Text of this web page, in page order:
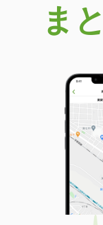
ま